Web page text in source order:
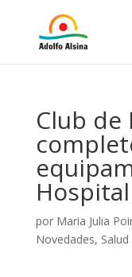
Club de
por Maria Julia
Novedades, Salud